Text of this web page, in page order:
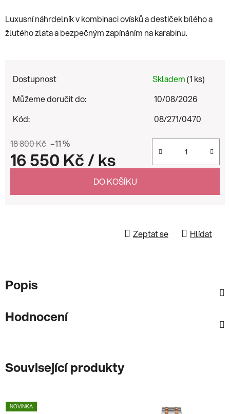
Luxusní náhrdelník v kombinaci ovísků a destiček bílého a
žlutého zlata a bezpečným zapínáním na karabinu.
Dostupnost Skladem(1 ks)
Můžeme doručit do:
10/08/2026
Kód:
08/271/0470
18 800 Kč –11 %
16 550 Kč/ ks
DO KOŠÍKU
Zeptat se Hlídat
Popis
Hodnocení
Související produkty
NOVINKA